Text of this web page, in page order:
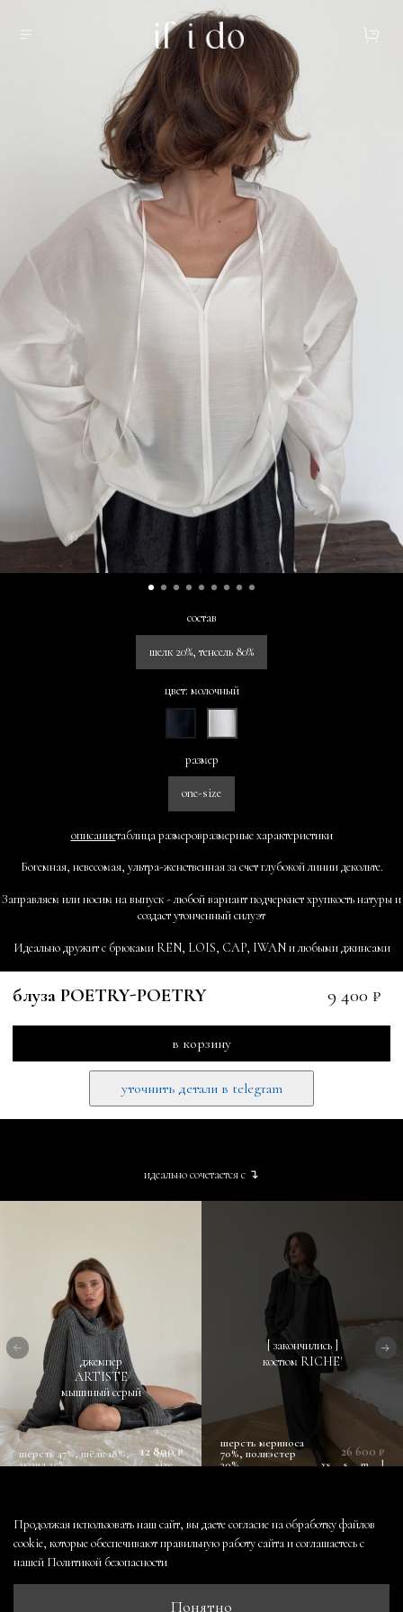
состав
шелк 20%, тенсель 80%
цвет: молочный
размер
one-size
описаниетаблица размеровразмерные характеристики
Богемная, невесомая, ультра-женственная за счет глубокой линии декольте.
Заправляем или носим на выпуск - любой вариант подчеркнет хрупкость натуры и
создаст утонченный силуэт
Идеально дружит с брюками REN, LOIS, CAP, IWAN и любыми джинсами
блуза POETRY-POETRY 9 400 ₽
в корзину
уточнить детали в telegram
идеально сочетается с ↴
шерсть 47%, шёлк 18%,
акрил 35%
one-
size
джемпер
ARTISTE
мышиный серый
12 800 ₽
[ закончились ]
шерсть мериноса
70%, полиэстер
30% xs s m l
костюм RICHE'
26 600 ₽
контакты
оферта и политика конфиденциальности
Продолжая использовать наш сайт, вы даете согласие на обработку файлов
cookie, которые обеспечивают правильную работу сайта и соглашаетесь с
нашей Политикой безопасности
Понятно